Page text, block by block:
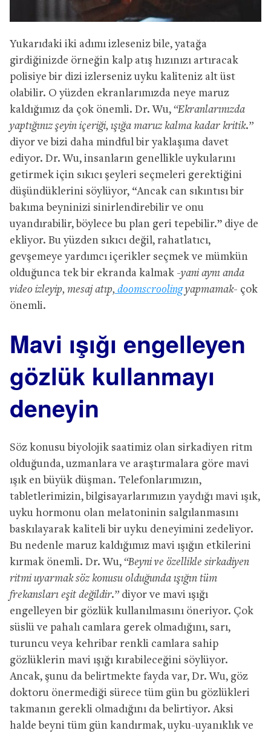
Yukarıdaki iki adımı izleseniz bile, yatağa
girdiğinizde örneğin kalp atış hızınızı artıracak
polisiye bir dizi izlerseniz uyku kaliteniz alt üst
olabilir. O yüzden ekranlarımızda neye maruz
kaldığımız da çok önemli. Dr. Wu, “Ekranlarınızda
yaptığınız şeyin içeriği, ışığa maruz kalma kadar kritik.”
diyor ve bizi daha mindful bir yaklaşıma davet
ediyor. Dr. Wu, insanların genellikle uykularını
getirmek için sıkıcı şeyleri seçmeleri gerektiğini
düşündüklerini söylüyor, “Ancak can sıkıntısı bir
bakıma beyninizi sinirlendirebilir ve onu
uyandırabilir, böylece bu plan geri tepebilir.” diye de
ekliyor. Bu yüzden sıkıcı değil, rahatlatıcı,
gevşemeye yardımcı içerikler seçmek ve mümkün
olduğunca tek bir ekranda kalmak -yani aynı anda
video izleyip, mesaj atıp, doomscroolingyapmamak- çok
önemli.
Mavi ışığı engelleyen
gözlük kullanmayı
deneyin
Söz konusu biyolojik saatimiz olan sirkadiyen ritm
olduğunda, uzmanlara ve araştırmalara göre mavi
ışık en büyük düşman. Telefonlarımızın,
tabletlerimizin, bilgisayarlarımızın yaydığı mavi ışık,
uyku hormonu olan melatoninin salgılanmasını
baskılayarak kaliteli bir uyku deneyimini zedeliyor.
Bu nedenle maruz kaldığımız mavi ışığın etkilerini
kırmak önemli. Dr. Wu, “Beyni ve özellikle sirkadiyen
ritmi uyarmak söz konusu olduğunda ışığın tüm
frekansları eşit değildir.” diyor ve mavi ışığı
engelleyen bir gözlük kullanılmasını öneriyor. Çok
süslü ve pahalı camlara gerek olmadığını, sarı,
turuncu veya kehribar renkli camlara sahip
gözlüklerin mavi ışığı kırabileceğini söylüyor.
Ancak, şunu da belirtmekte fayda var, Dr. Wu, göz
doktoru önermediği sürece tüm gün bu gözlükleri
takmanın gerekli olmadığını da belirtiyor. Aksi
halde beyni tüm gün kandırmak, uyku-uyanıklık ve